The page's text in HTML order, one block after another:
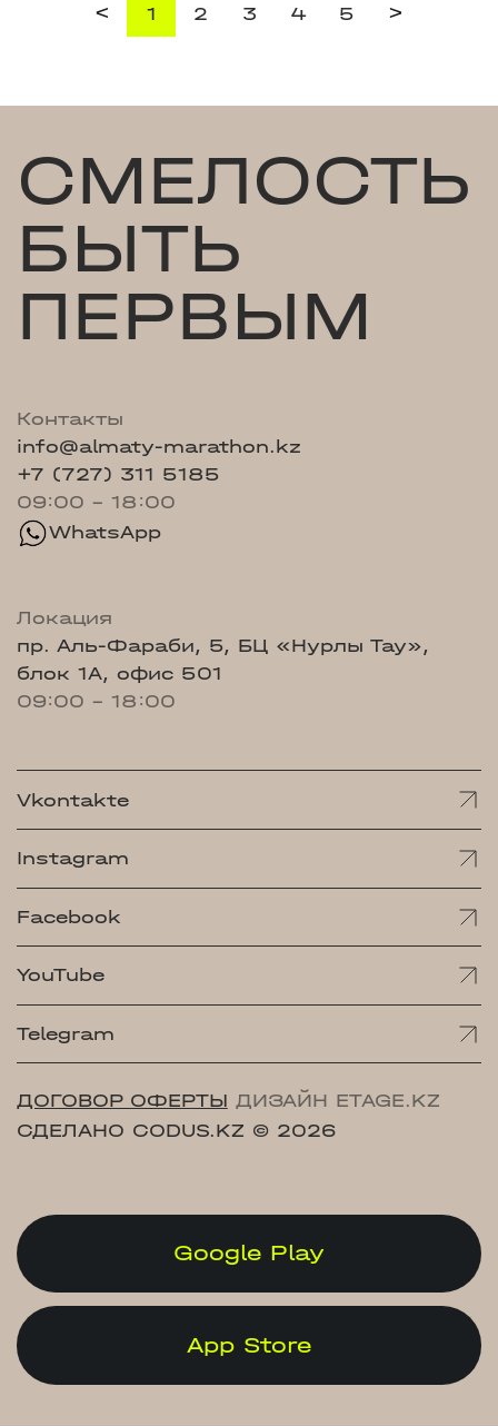
< 1 2 3 4 5 >
СМЕЛОСТЬ
БЫТЬ
ПЕРВЫМ
Контакты
info@almaty-marathon.kz
+7 (727) 311 5185
09:00 - 18:00
WhatsApp
Локация
пр. Аль-Фараби, 5, БЦ «Нурлы Тау»,
блок 1А, офис 501
09:00 - 18:00
Vkontakte
Instagram
Facebook
YouTube
Telegram
ДОГОВОР ОФЕРТЫ ДИЗАЙН ETAGE.KZ
СДЕЛАНО CODUS.KZ © 2026
Google Play
App Store